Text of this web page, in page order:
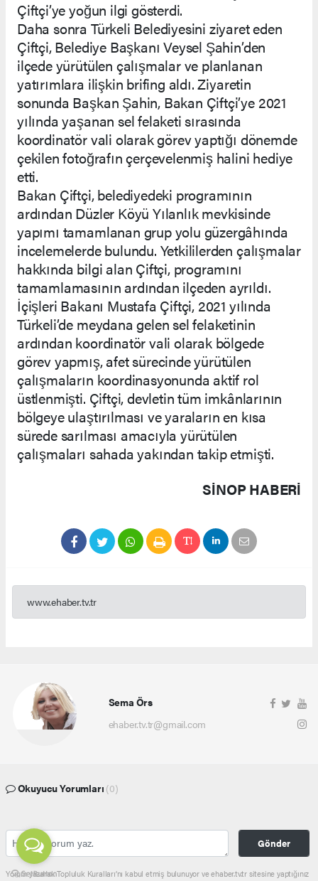
Çiftçi’ye yoğun ilgi gösterdi.
Daha sonra Türkeli Belediyesini ziyaret eden
Çiftçi, Belediye Başkanı Veysel Şahin’den
ilçede yürütülen çalışmalar ve planlanan
yatırımlara ilişkin brifing aldı. Ziyaretin
sonunda Başkan Şahin, Bakan Çiftçi’ye 2021
yılında yaşanan sel felaketi sırasında
koordinatör vali olarak görev yaptığı dönemde
çekilen fotoğrafın çerçevelenmiş halini hediye
etti.
Bakan Çiftçi, belediyedeki programının
ardından Düzler Köyü Yılanlık mevkisinde
yapımı tamamlanan grup yolu güzergâhında
incelemelerde bulundu. Yetkililerden çalışmalar
hakkında bilgi alan Çiftçi, programını
tamamlamasının ardından ilçeden ayrıldı.
İçişleri Bakanı Mustafa Çiftçi, 2021 yılında
Türkeli’de meydana gelen sel felaketinin
ardından koordinatör vali olarak bölgede
görev yapmış, afet sürecinde yürütülen
çalışmaların koordinasyonunda aktif rol
üstlenmişti. Çiftçi, devletin tüm imkânlarının
bölgeye ulaştırılması ve yaraların en kısa
sürede sarılması amacıyla yürütülen
çalışmaları sahada yakından takip etmişti.
SINOP HABERİ
www.ehaber.tv.tr
Sema Örs
ehaber.tv.tr@gmail.com
Okuyucu Yorumları (0)
Gönder
Yorum yazarak Topluluk Kuralları’nı kabul etmiş bulunuyor ve ehaber.tv.tr sitesine yaptığınız